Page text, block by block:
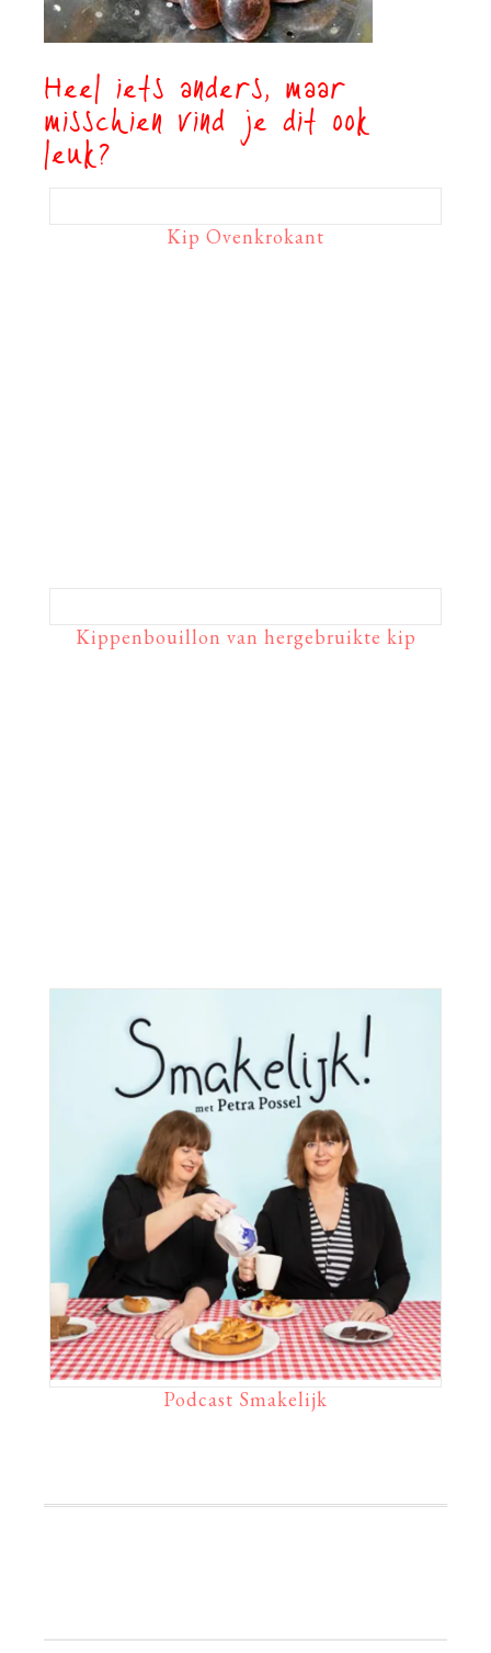
Heel iets anders, maar
misschien vind je dit ook
leuk?
Kip Ovenkrokant
Kippenbouillon van hergebruikte kip
Podcast Smakelijk